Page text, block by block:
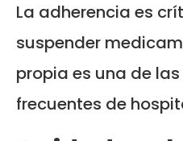
La adherencia es
suspender
propia es una de
frecuentes de